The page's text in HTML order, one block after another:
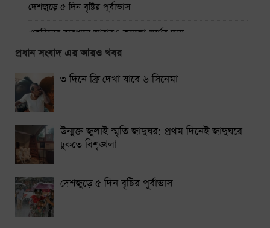
দেশজুড়ে ৫ দিন বৃষ্টির পূর্বাভাস
একদিনের ব্যবধানে আবারও কমলো স্বর্ণের দাম
ঢাকা-ময়মনসিংহ রুটে ট্রেন চলাচল বন্ধ
থাইল্যান্ডে স্কুলে শিক্ষার্থীর বন্দুক হামলায় নিহত ৭
নারায়ণগঞ্জে গ্যাস লিকেজ থেকে অগ্নিকাণ্ডে একই পরিবারের দগ্ধ ৩
সিলেটে দুই বাসের সংঘর্ষে নিহত ৯
প্রধান সংবাদ এর আরও খবর
৩ দিনে ফ্রি দেখা যাবে ৬ সিনেমা
উন্মুক্ত জুলাই স্মৃতি জাদুঘর: প্রথম দিনেই জাদুঘরে
ঢুকতে বিশৃঙ্খলা
দেশজুড়ে ৫ দিন বৃষ্টির পূর্বাভাস